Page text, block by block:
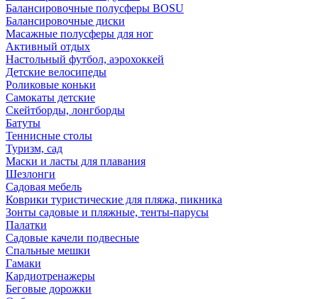
Балансировочные полусферы BOSU
Балансировочные диски
Масажные полусферы для ног
Активный отдых
Настольный футбол, аэрохоккей
Детские велосипеды
Роликовые коньки
Самокаты детские
Скейтборды, лонгборды
Батуты
Теннисные столы
Туризм, сад
Маски и ласты для плавания
Шезлонги
Садовая мебель
Коврики туристические для пляжа, пикника
Зонты садовые и пляжные, тенты-парусы
Палатки
Садовые качели подвесные
Спальные мешки
Гамаки
Кардиотренажеры
Беговые дорожки